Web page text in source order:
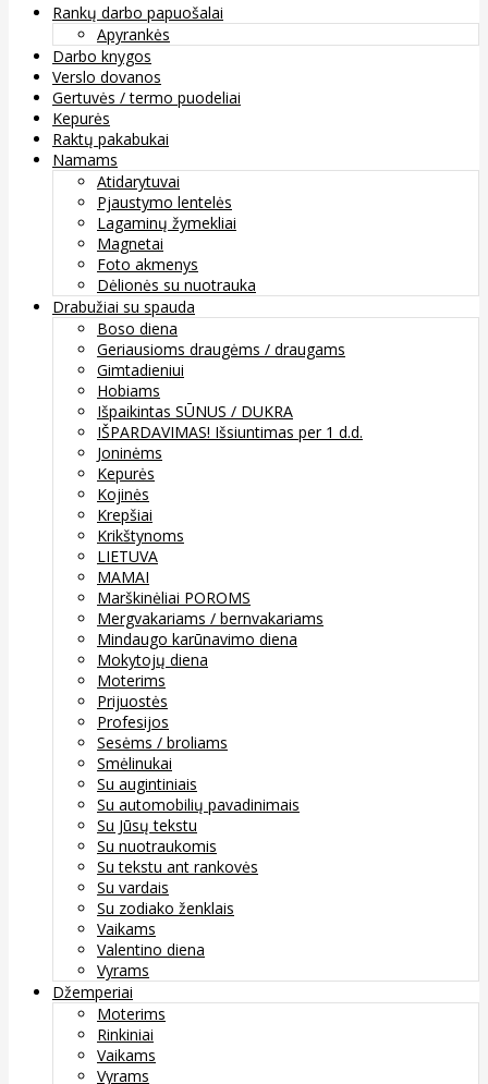
Rankų darbo papuošalai
Apyrankės
Darbo knygos
Verslo dovanos
Gertuvės / termo puodeliai
Kepurės
Raktų pakabukai
Namams
Atidarytuvai
Pjaustymo lentelės
Lagaminų žymekliai
Magnetai
Foto akmenys
Dėlionės su nuotrauka
Drabužiai su spauda
Boso diena
Geriausioms draugėms / draugams
Gimtadieniui
Hobiams
Išpaikintas SŪNUS / DUKRA
IŠPARDAVIMAS! Išsiuntimas per 1 d.d.
Joninėms
Kepurės
Kojinės
Krepšiai
Krikštynoms
LIETUVA
MAMAI
Marškinėliai POROMS
Mergvakariams / bernvakariams
Mindaugo karūnavimo diena
Mokytojų diena
Moterims
Prijuostės
Profesijos
Sesėms / broliams
Smėlinukai
Su augintiniais
Su automobilių pavadinimais
Su Jūsų tekstu
Su nuotraukomis
Su tekstu ant rankovės
Su vardais
Su zodiako ženklais
Vaikams
Valentino diena
Vyrams
Džemperiai
Moterims
Rinkiniai
Vaikams
Vyrams